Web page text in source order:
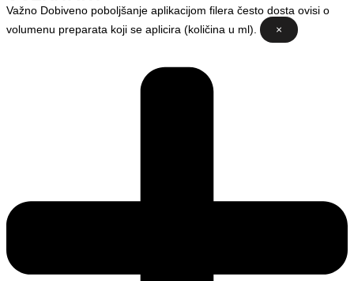
Važno Dobiveno poboljšanje aplikacijom filera često dosta ovisi o
volumenu preparata koji se aplicira (količina u ml).
×